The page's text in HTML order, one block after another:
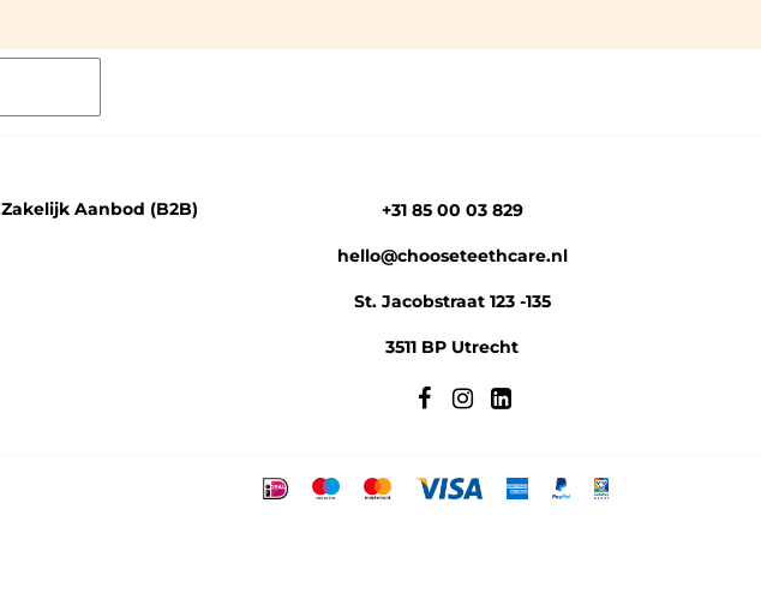
Zakelijk Aanbod (B2B) +31 85 00 03 829
hello@chooseteethcare.nl
St. Jacobstraat 123 -135
3511 BP Utrecht